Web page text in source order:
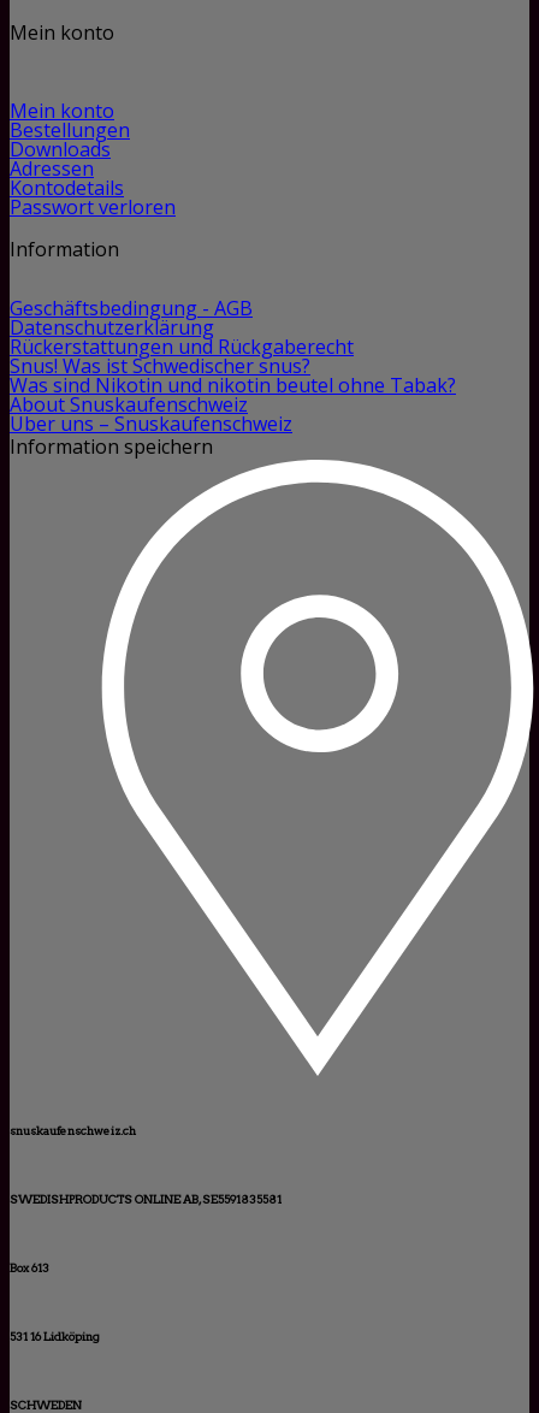
Mein konto
Mein konto
Bestellungen
Downloads
Adressen
Kontodetails
Passwort verloren
Information
Geschäftsbedingung - AGB
Datenschutzerklärung
Rückerstattungen und Rückgaberecht
Snus! Was ist Schwedischer snus?
Was sind Nikotin und nikotin beutel ohne Tabak?
About Snuskaufenschweiz
Über uns – Snuskaufenschweiz
Information speichern
snuskaufenschweiz.ch
SWEDISHPRODUCTS ONLINE AB, SE5591835581
Box 613
531 16 Lidköping
SCHWEDEN